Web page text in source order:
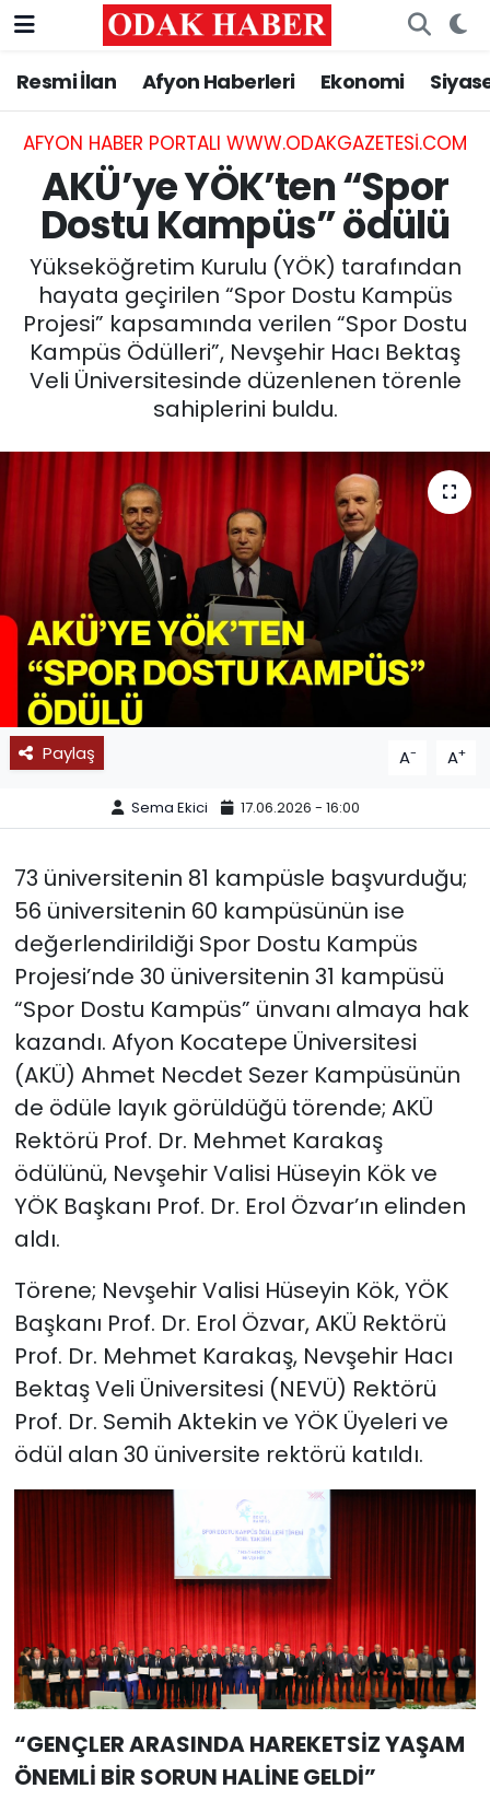
Resmi İlan Afyon Haberleri Ekonomi
AFYON HABER PORTALI WWW.ODAKGAZETESI.COM
AKÜ’ye YÖK’ten “Spor
Dostu Kampüs” ödülü
Yükseköğretim Kurulu (YÖK) tarafından
hayata geçirilen “Spor Dostu Kampüs
Projesi” kapsamında verilen “Spor Dostu
Kampüs Ödülleri”, Nevşehir Hacı Bektaş
Veli Üniversitesinde düzenlenen törenle
sahiplerini buldu.
Paylaş A- A+
Sema Ekici 17.06.2026 - 16:00
73 üniversitenin 81 kampüsle başvurduğu;
56 üniversitenin 60 kampüsünün ise
değerlendirildiği Spor Dostu Kampüs
Projesi’nde 30 üniversitenin 31 kampüsü
“Spor Dostu Kampüs” ünvanı almaya hak
kazandı. Afyon Kocatepe Üniversitesi
(AKÜ) Ahmet Necdet Sezer Kampüsünün
de ödüle layık görüldüğü törende; AKÜ
Rektörü Prof. Dr. Mehmet Karakaş
ödülünü, Nevşehir Valisi Hüseyin Kök ve
YÖK Başkanı Prof. Dr. Erol Özvar’ın elinden
aldı.
Törene; Nevşehir Valisi Hüseyin Kök, YÖK
Başkanı Prof. Dr. Erol Özvar, AKÜ Rektörü
Prof. Dr. Mehmet Karakaş, Nevşehir Hacı
Bektaş Veli Üniversitesi (NEVÜ) Rektörü
Prof. Dr. Semih Aktekin ve YÖK Üyeleri ve
ödül alan 30 üniversite rektörü katıldı.
“GENÇLER ARASINDA HAREKETSİZ YAŞAM
ÖNEMLİ BİR SORUN HALİNE GELDİ”
AFYONKARAHİSAR HABERLERİ
Resmi İlan
ASAYİŞ
SİYASET
EĞİTİM
MAGAZİN
SAĞLIK
11:11 MANŞET
Nöbetçi Eczaneler
Hava Durumu
Trafik Durumu
Süper Lig Puan Durumu ve Fikstür
Tüm Manşetler
Son Dakika Haberleri
Haber Arşivi